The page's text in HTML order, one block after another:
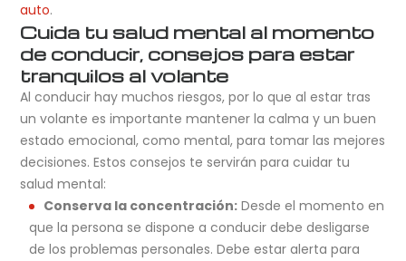
auto.
Cuida tu salud mental al momento
de conducir, consejos para estar
tranquilos al volante
Al conducir hay muchos riesgos, por lo que al estar tras
un volante es importante mantener la calma y un buen
estado emocional, como mental, para tomar las mejores
decisiones. Estos consejos te servirán para cuidar tu
salud mental:
Conserva la concentración: Desde el momento en
que la persona se dispone a conducir debe desligarse
de los problemas personales. Debe estar alerta para